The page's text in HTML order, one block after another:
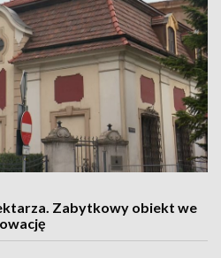
Zabytkowy obiekt we